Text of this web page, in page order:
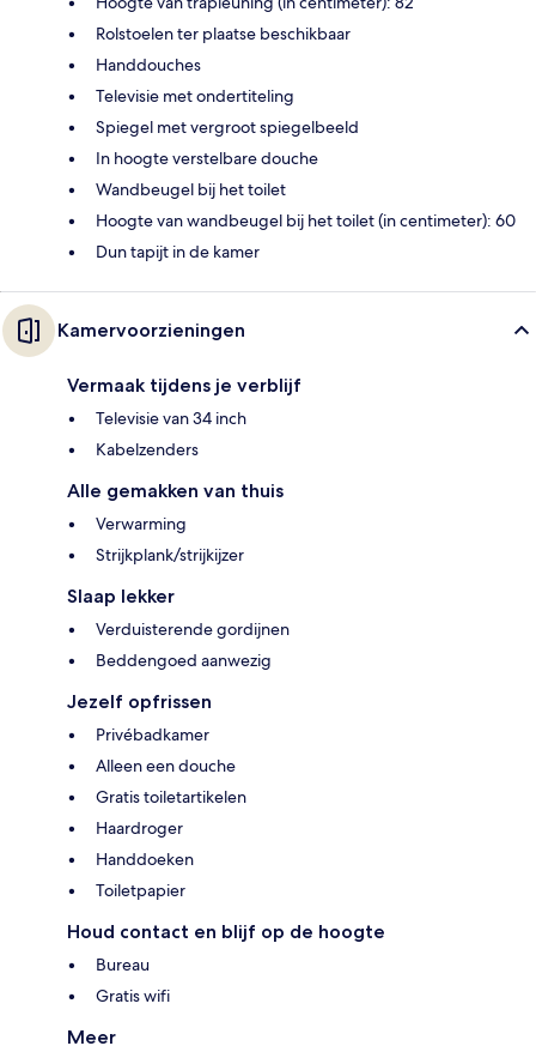
Rolstoelen ter plaatse beschikbaar
Handdouches
Televisie met ondertiteling
Spiegel met vergroot spiegelbeeld
In hoogte verstelbare douche
Wandbeugel bij het toilet
Hoogte van wandbeugel bij het toilet (in centimeter): 60
Dun tapijt in de kamer
Kamervoorzieningen
Vermaak tijdens je verblijf
Televisie van 34 inch
Kabelzenders
Alle gemakken van thuis
Verwarming
Strijkplank/strijkijzer
Slaap lekker
Verduisterende gordijnen
Beddengoed aanwezig
Jezelf opfrissen
Privébadkamer
Alleen een douche
Gratis toiletartikelen
Haardroger
Handdoeken
Toiletpapier
Houd contact en blijf op de hoogte
Bureau
Gratis wifi
Meer